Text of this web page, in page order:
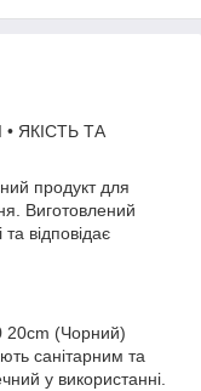
ЯКІСТЬ ТА
продукт для
Виготовлений
відповідає
20cm (Чорний)
санітарним та
у використанні.